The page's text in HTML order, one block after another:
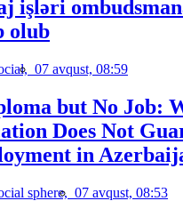
işləri
olub
07 avqust, 08:59
but No Job:
Does Not
in
sphere, 07 avqust, 08:53